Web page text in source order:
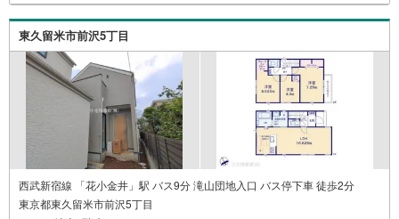
実に努めさせて頂きます。住宅情報館にお越し頂けたら、
物件のご紹介だけではなく、お住まいの疑問、不安、お家
の事ならなんでもご相談いただけます。お客様の要望をお
伺いしながら誠心誠意、全力でサポートさせて頂きます。
お客様一人一人に合わせたライフプランのご提案をさせて
いただきます。お気軽にご相談ください。
東久留米市前沢5丁目
西武新宿線 「花小金井」駅 バス9分 滝山団地入口 バス停下車 徒歩2分
東京都東久留米市前沢5丁目